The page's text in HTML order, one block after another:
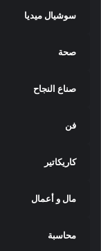
سوشيال ميديا
صحة
صناع النجاح
فن
كاريكاتير
مال و أعمال
محاسبة